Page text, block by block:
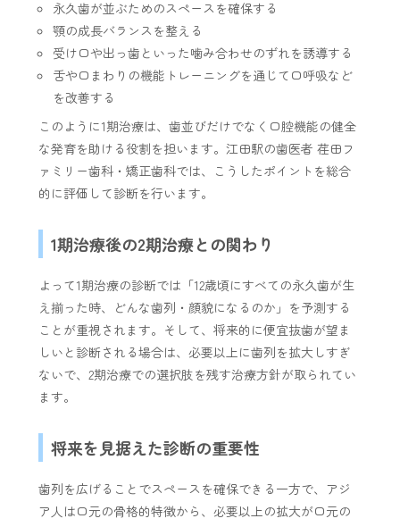
永久歯が並ぶためのスペースを確保する
顎の成長バランスを整える
受け口や出っ歯といった噛み合わせのずれを誘導する
舌や口まわりの機能トレーニングを通じて口呼吸など
を改善する
このように1期治療は、歯並びだけでなく口腔機能の健全
な発育を助ける役割を担います。江田駅の歯医者 荏田フ
ァミリー歯科・矯正歯科では、こうしたポイントを総合
的に評価して診断を行います。
1期治療後の2期治療との関わり
よって1期治療の診断では「12歳頃にすべての永久歯が生
え揃った時、どんな歯列・顔貌になるのか」を予測する
ことが重視されます。そして、将来的に便宜抜歯が望ま
しいと診断される場合は、必要以上に歯列を拡大しすぎ
ないで、2期治療での選択肢を残す治療方針が取られてい
ます。
将来を見据えた診断の重要性
歯列を広げることでスペースを確保できる一方で、アジ
ア人は口元の骨格的特徴から、必要以上の拡大が口元の